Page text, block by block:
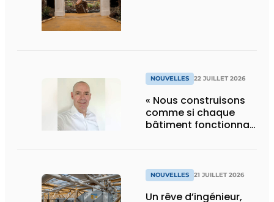
NOUVELLES 22 JUILLET 2026
« Nous construisons
comme si chaque
bâtiment fonctionnait
»NOUVELLES 21 JUILLET 2026
Un rêve d’ingénieur,